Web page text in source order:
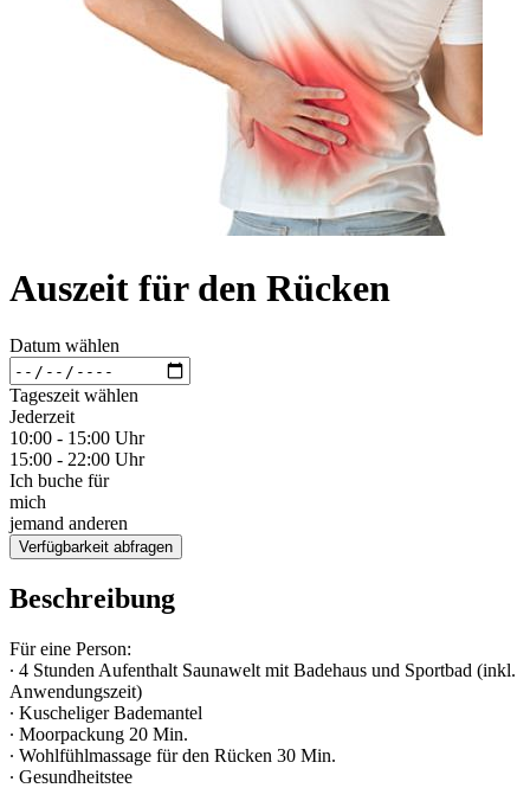
Auszeit für den Rücken
Datum wählen
Tageszeit wählen
Jederzeit
10:00 - 15:00 Uhr
15:00 - 22:00 Uhr
Ich buche für
mich
jemand anderen
Verfügbarkeit abfragen
Beschreibung
Für eine Person:
∙ 4 Stunden Aufenthalt Saunawelt mit Badehaus und Sportbad (inkl.
Anwendungszeit)
∙ Kuscheliger Bademantel
∙ Moorpackung 20 Min.
∙ Wohlfühlmassage für den Rücken 30 Min.
∙ Gesundheitstee